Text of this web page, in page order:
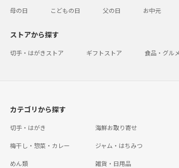
母の日 こどもの日 父の日 お中元
ストアから探す
切手・はがきストア ギフトストア 食品・グル
カテゴリから探す
切手・はがき 海鮮お取り寄せ
梅干し・惣菜・カレー ジャム・はちみつ
めん類 雑貨・日用品